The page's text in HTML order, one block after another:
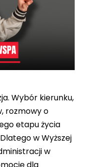
Wybór kierunku,
rozmowy o
etapu życia
w Wyższej
w
dla